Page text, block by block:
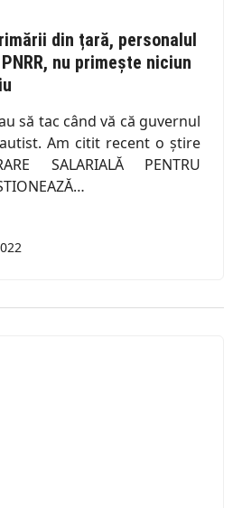
din țară, personalul
nu primește niciun
să tac când vă că guvernul
Am citit recent o știre
SALARIALĂ PENTRU